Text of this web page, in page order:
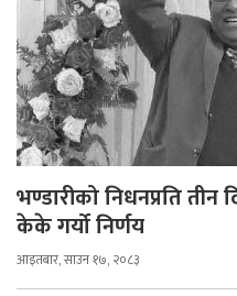
भण्डारीको निधनप्रति
केके गर्यो निर्णय
आइतबार, साउन १७, २०८३